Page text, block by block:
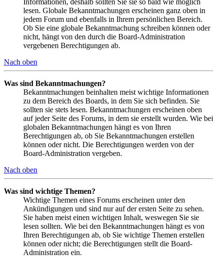
lesen. Globale Bekanntmachungen erscheinen ganz oben in
jedem Forum und ebenfalls in Ihrem persönlichen Bereich.
Ob Sie eine globale Bekanntmachung schreiben können oder
nicht, hängt von den durch die Board-Administration
vergebenen Berechtigungen ab.
Nach oben
Was sind Bekanntmachungen?
Bekanntmachungen beinhalten meist wichtige Informationen
zu dem Bereich des Boards, in dem Sie sich befinden. Sie
sollten sie stets lesen. Bekanntmachungen erscheinen oben
auf jeder Seite des Forums, in dem sie erstellt wurden. Wie bei
globalen Bekanntmachungen hängt es von Ihren
Berechtigungen ab, ob Sie Bekanntmachungen erstellen
können oder nicht. Die Berechtigungen werden von der
Board-Administration vergeben.
Nach oben
Was sind wichtige Themen?
Wichtige Themen eines Forums erscheinen unter den
Ankündigungen und sind nur auf der ersten Seite zu sehen.
Sie haben meist einen wichtigen Inhalt, weswegen Sie sie
lesen sollten. Wie bei den Bekanntmachungen hängt es von
Ihren Berechtigungen ab, ob Sie wichtige Themen erstellen
können oder nicht; die Berechtigungen stellt die Board-
Administration ein.